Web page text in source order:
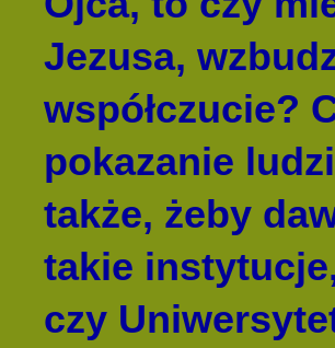
Jezusa,
współczucie?
pokazanie
także, żeby
takie
czy